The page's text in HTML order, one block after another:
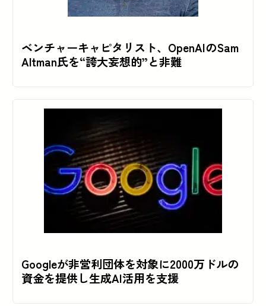
ベンチャーキャピタリスト、OpenAIのSam
Altman氏を“誇大妄想的”と非難
Googleが非営利団体を対象に2000万ドルの
資金を提供し生成AI活用を支援